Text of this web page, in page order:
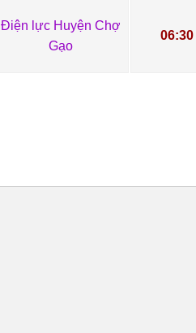
Điện lực Huyện Chợ
Gạo
06:30